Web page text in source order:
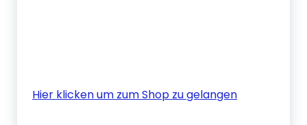
Hier klicken um zum Shop zu gelangen